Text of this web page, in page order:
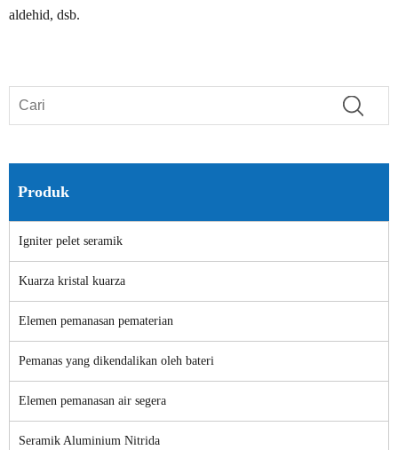
aldehid, dsb.
Produk
Igniter pelet seramik
Kuarza kristal kuarza
Elemen pemanasan pematerian
Pemanas yang dikendalikan oleh bateri
Elemen pemanasan air segera
Seramik Aluminium Nitrida